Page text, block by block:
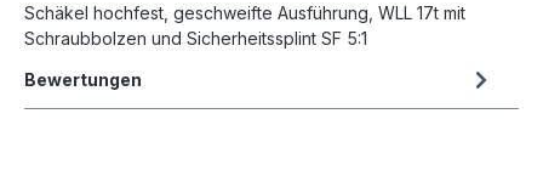
Schäkel hochfest, geschweifte Ausführung, WLL 17t mit
Schraubbolzen und Sicherheitssplint SF 5:1
Bewertungen